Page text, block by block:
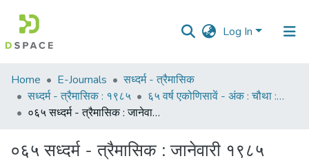
Log In
Communities
&
Collections
All of DSpace
Home E-Journals
सध्दर्म - त्रैमासिक
सध्दर्म - त्रैमासिक : १९८५
६५ वर्ष एकोणिसावें - अंक : चौथा : जानेवारी १९८५
०६५ सध्दर्म - त्रैमासिक : जानेवारी १९८५
०६५ सध्दर्म - त्रैमासिक : जानेवारी १९८५